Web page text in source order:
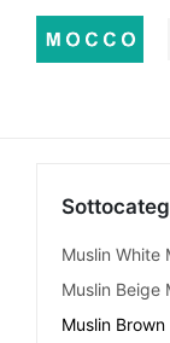
Muslin White
Muslin Beige
Muslin